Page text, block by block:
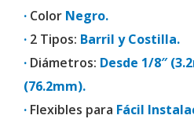
· Color Negro.
· 2 Tipos: Barril y Costilla.
· Diámetros: Desde 1/8″
(76.2mm).
· Flexibles para Fácil